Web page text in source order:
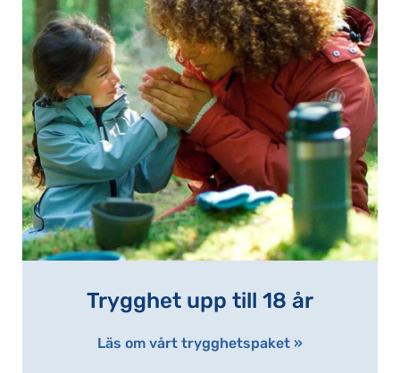
Trygghet upp till 18 år
Läs om vårt trygghetspaket »